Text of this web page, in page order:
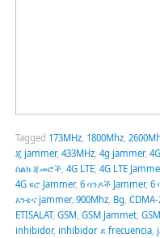
Tagged 173MHz, 1800Mhz,
ጂ jammer, 433MHz, 4g jammer,
ስልክ ጃመሮች, 4G LTE, 4G LTE
4G ዩሮ Jammer, 6 ባንዶች Jammer, 6
አንቴና jammer, 900Mhz, Bg
ETISALAT, GSM, GSM Jammet,
inhibidor, inhibidor ደ frecuencia,